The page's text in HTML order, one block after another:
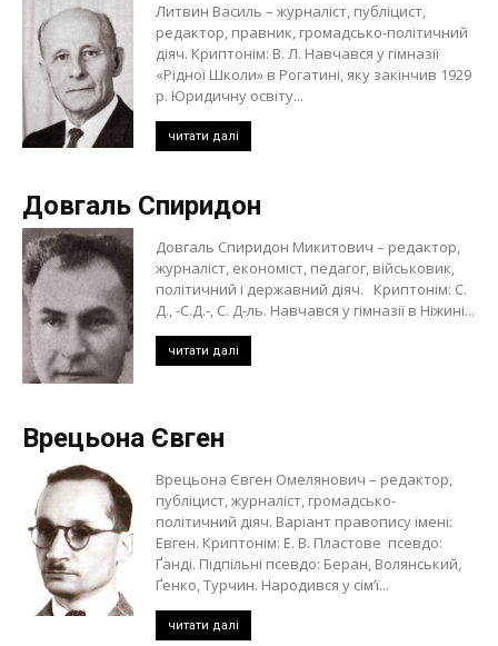
Литвин Василь – журналіст, публіцист,
редактор, правник, громадсько-політичний
діяч. Криптонім: В. Л. Навчався у гімназії
«Рідної Школи» в Рогатині, яку закінчив 1929
р. Юридичну освіту...
читати далі
Довгаль Спиридон
Довгаль Спиридон Микитович – редактор,
журналіст, економіст, педагог, військовик,
політичний і державний діяч. Криптонім: С.
Д., -С.Д.-, С. Д-ль. Навчався у гімназії в Ніжині...
читати далі
Врецьона Євген
Врецьона Євген Омелянович – редактор,
публіцист, журналіст, громадсько-
політичний діяч. Варіант правопису імені:
Евген. Криптонім: Е. В. Пластове псевдо:
Ґанді. Підпільні псевдо: Беран, Волянський,
Ґенко, Турчин. Народився у сім’ї...
читати далі